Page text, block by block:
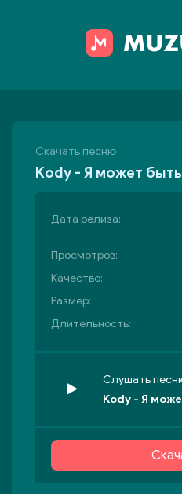
Скачать песню
Kody - Я может
Дата релиза:
Просмотров:
Качество:
Размер:
Длительность:
Слушать
Kody - Я